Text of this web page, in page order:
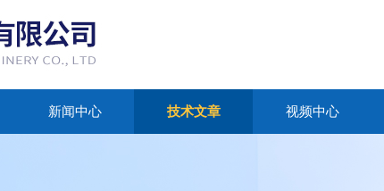
新闻中心 技术文章 视频中心